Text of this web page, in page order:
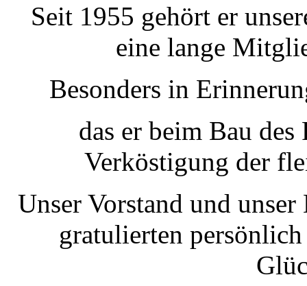
Seit 1955 gehört er
eine lange
Besonders in
das er beim Bau des
Verköstigung der
Unser Vorstand und
gratulierten